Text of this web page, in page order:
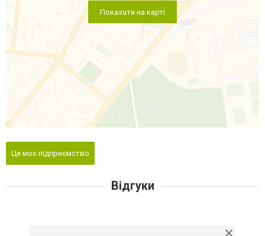
Показати на карті
Це моє підприємство
Відгуки